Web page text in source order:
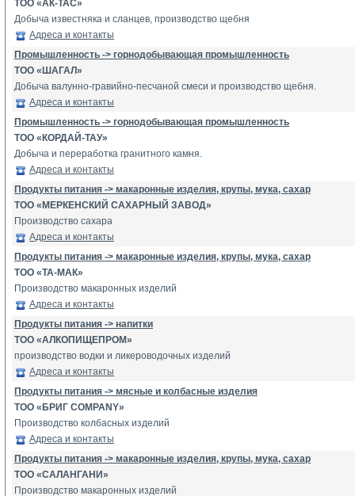
ТОО «АК-ТАС»
Добыча известняка и сланцев, производство щебня
Адреса и контакты
Промышленность -> горнодобывающая промышленность
ТОО «ШАГАЛ»
Добыча валунно-гравийно-песчаной смеси и производство щебня.
Адреса и контакты
Промышленность -> горнодобывающая промышленность
ТОО «КОРДАЙ-ТАУ»
Добыча и переработка гранитного камня.
Адреса и контакты
Продукты питания -> макаронные изделия, крупы, мука, сахар
ТОО «МЕРКЕНСКИЙ САХАРНЫЙ ЗАВОД»
Производство сахара
Адреса и контакты
Продукты питания -> макаронные изделия, крупы, мука, сахар
ТОО «ТА-МАК»
Производство макаронных изделий
Адреса и контакты
Продукты питания -> напитки
ТОО «АЛКОПИЩЕПРОМ»
производство водки и ликероводочных изделий
Адреса и контакты
Продукты питания -> мясные и колбасные изделия
ТОО «БРИГ COMPANY»
Производство колбасных изделий
Адреса и контакты
Продукты питания -> макаронные изделия, крупы, мука, сахар
ТОО «САЛАНГАНИ»
Производство макаронных изделий